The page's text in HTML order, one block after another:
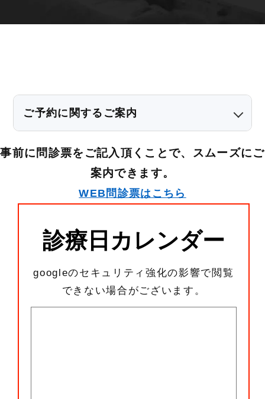
ご予約に関するご案内
事前に問診票をご記入頂くことで、スムーズにご
案内できます。
WEB問診票はこちら
診療日カレンダー
googleのセキュリティ強化の影響で閲覧
できない場合がございます。